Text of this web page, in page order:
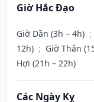
Giờ Hắc Đạo
Giờ Dần (3h – 4h) ;
12h) ; Giờ Thân
Hợi (21h – 22h)
Các Ngày Kỵ